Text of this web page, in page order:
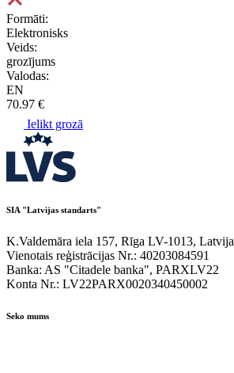
Formāti:
Elektronisks
Veids:
grozījums
Valodas:
EN
70.97 €
Ielikt grozā
SIA "Latvijas standarts"
K.Valdemāra iela 157, Rīga LV-1013, Latvija
Vienotais reģistrācijas Nr.: 40203084591
Banka: AS "Citadele banka", PARXLV22
Konta Nr.: LV22PARX0020340450002
Seko mums